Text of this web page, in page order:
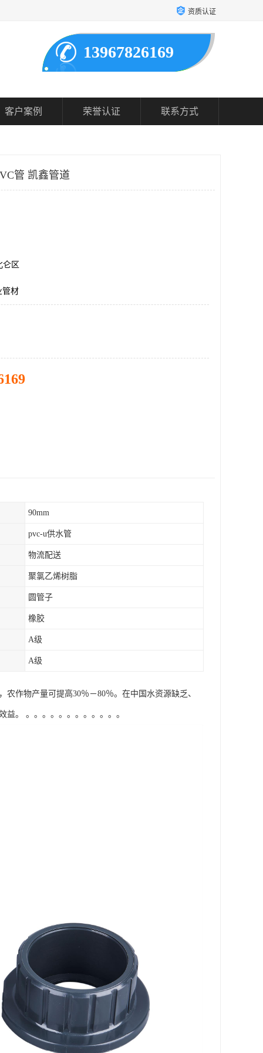
资质认证
13967826169
客户案例 荣誉认证 联系方式
管 凯鑫管道
仑区
管材
90mm
pvc-u供水管
物流配送
聚氯乙烯树脂
圆管子
橡胶
A级
A级
作物产量可提高30％－80％。在中国水资源缺乏、
。。。。。。。。。。。。